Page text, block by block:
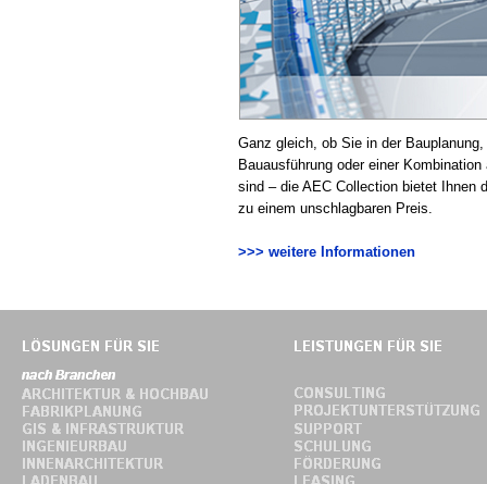
Ganz gleich, ob Sie in der
Bauausführung oder einer
sind – die AEC Collection bietet Ihnen
zu einem unschlagbaren Preis.
>>> weitere Informationen